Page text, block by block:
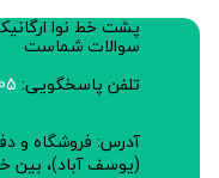
پشت خط نوا
سوالات شماست
تلفن پاسخگویی:
آدرس: فروشگاه و